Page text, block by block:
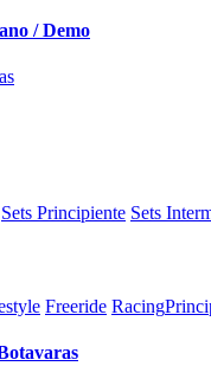
/ Demo
Sets Principiente Sets
Freeride Racing